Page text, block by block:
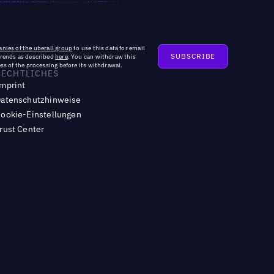
of the uberall groupto use this data for email
as described here. You can withdraw this
of the processing before its withdrawal.
Einstellungen
Center